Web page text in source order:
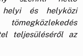
helyi és helyközi
teljesüléséről az